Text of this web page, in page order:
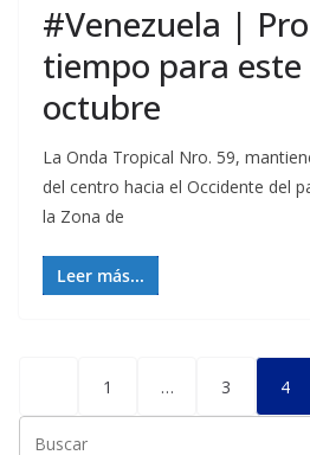
#Venezuela |
tiempo para este
octubre
La Onda Tropical Nro. 59,
del centro hacia el Occidente del
la Zona de
Leer más...
Posts
pagination
1 … 3 4